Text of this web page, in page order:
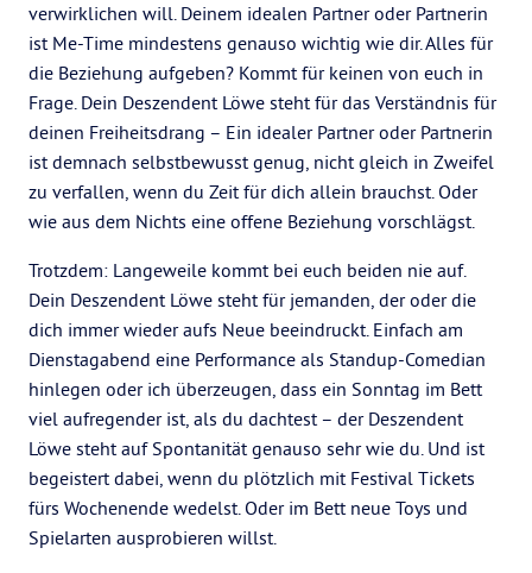
verwirklichen will. Deinem idealen Partner oder Partnerin
ist Me-Time mindestens genauso wichtig wie dir. Alles für
die Beziehung aufgeben? Kommt für keinen von euch in
Frage. Dein Deszendent Löwe steht für das Verständnis für
deinen Freiheitsdrang – Ein idealer Partner oder Partnerin
ist demnach selbstbewusst genug, nicht gleich in Zweifel
zu verfallen, wenn du Zeit für dich allein brauchst. Oder
wie aus dem Nichts eine offene Beziehung vorschlägst.
Trotzdem: Langeweile kommt bei euch beiden nie auf.
Dein Deszendent Löwe steht für jemanden, der oder die
dich immer wieder aufs Neue beeindruckt. Einfach am
Dienstagabend eine Performance als Standup-Comedian
hinlegen oder ich überzeugen, dass ein Sonntag im Bett
viel aufregender ist, als du dachtest – der Deszendent
Löwe steht auf Spontanität genauso sehr wie du. Und ist
begeistert dabei, wenn du plötzlich mit Festival Tickets
fürs Wochenende wedelst. Oder im Bett neue Toys und
Spielarten ausprobieren willst.